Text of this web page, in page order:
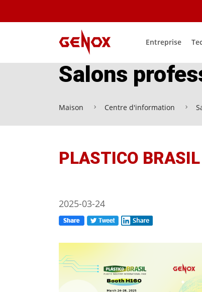
Entreprise
Salons
Maison Centre d'information
PLASTICO
2025-03-24